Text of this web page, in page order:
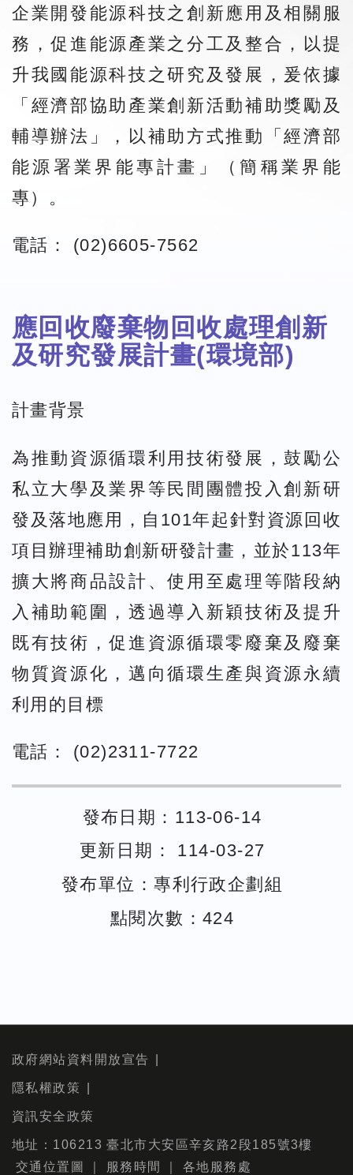
企業開發能源科技之創新應用及相關服
務，促進能源產業之分工及整合，以提
升我國能源科技之研究及發展，爰依據
「經濟部協助產業創新活動補助獎勵及
輔導辦法」，以補助方式推動「經濟部
能源署業界能專計畫」（簡稱業界能
專）。
電話： (02)6605-7562
應回收廢棄物回收處理創新
及研究發展計畫(環境部)
計畫背景
為推動資源循環利用技術發展，鼓勵公
私立大學及業界等民間團體投入創新研
發及落地應用，自101年起針對資源回收
項目辦理補助創新研發計畫，並於113年
擴大將商品設計、使用至處理等階段納
入補助範圍，透過導入新穎技術及提升
既有技術，促進資源循環零廢棄及廢棄
物質資源化，邁向循環生產與資源永續
利用的目標
電話： (02)2311-7722
發布日期：113-06-14
更新日期： 114-03-27
發布單位：專利行政企劃組
點閱次數：424
政府網站資料開放宣告
隱私權政策
資訊安全政策
地址：106213 臺北市大安區辛亥路2段185號3樓
交通位置圖
服務時間 各地服務處